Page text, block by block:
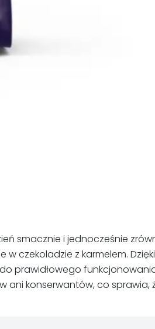
smacznie i jednocześnie
czekoladzie z karmelem.
prawidłowego funkcjonowania
ani konserwantów, co sprawia,